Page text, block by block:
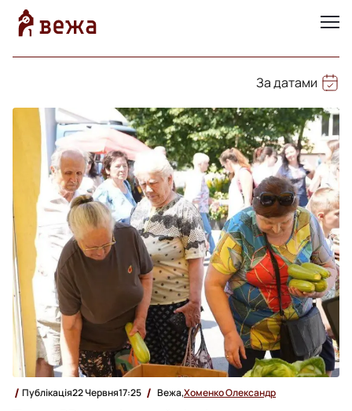
За датами
Публікація22 Червня17:25 Вежа,Хоменко Олександр